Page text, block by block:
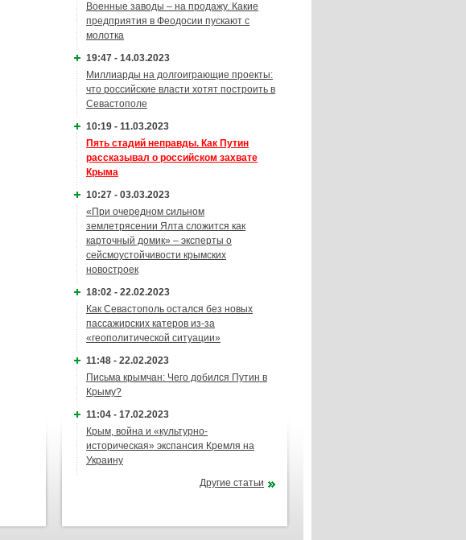
Военные заводы – на продажу. Какие
предприятия в Феодосии пускают с
молотка
19:47 - 14.03.2023
Миллиарды на долгоиграющие проекты:
что российские власти хотят построить в
Севастополе
10:19 - 11.03.2023
Пять стадий неправды. Как Путин
рассказывал о российском захвате
Крыма
10:27 - 03.03.2023
«При очередном сильном
землетрясении Ялта сложится как
карточный домик» – эксперты о
сейсмоустойчивости крымских
новостроек
18:02 - 22.02.2023
Как Севастополь остался без новых
пассажирских катеров из-за
«геополитической ситуации»
11:48 - 22.02.2023
Письма крымчан: Чего добился Путин в
Крыму?
11:04 - 17.02.2023
Крым, война и «культурно-
историческая» экспансия Кремля на
Украину
Другие статьи